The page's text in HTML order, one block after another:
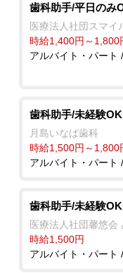
歯科助手/平日のみ
医療法人社団スマイ
時給1,400円～1,800
アルバイト・パート
歯科助手/未経験
月島いなば歯科
時給1,500円～1,800
アルバイト・パート
歯科助手/未経験
医療法人社団馨悠会
時給1,500円
アルバイト・パート